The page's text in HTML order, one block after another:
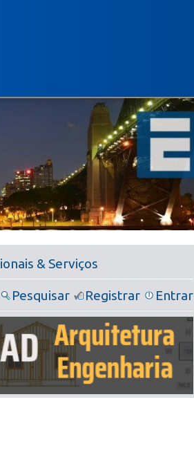
& Serviços
Pesquisar Registrar Entrar